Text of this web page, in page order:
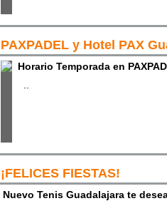
PAXPADEL y Hotel PAX
Horario Temporada en
¡FELICES FIESTAS!
Nuevo Tenis Guadalajara te